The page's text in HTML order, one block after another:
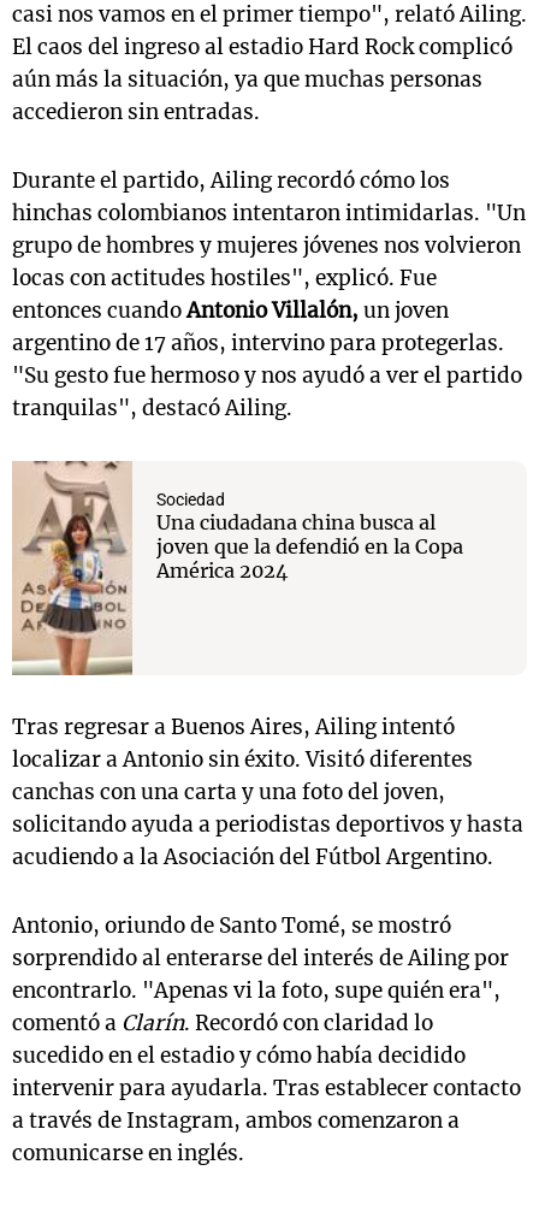
casi nos vamos en el primer tiempo", relató Ailing.
El caos del ingreso al estadio Hard Rock complicó
aún más la situación, ya que muchas personas
accedieron sin entradas.
Durante el partido, Ailing recordó cómo los
hinchas colombianos intentaron intimidarlas. "Un
grupo de hombres y mujeres jóvenes nos volvieron
locas con actitudes hostiles", explicó. Fue
entonces cuandoAntonio Villalón, un joven
argentino de 17 años, intervino para protegerlas.
"Su gesto fue hermoso y nos ayudó a ver el partido
tranquilas", destacó Ailing.
Sociedad
Una ciudadana china busca al
joven que la defendió en la Copa
América 2024
Tras regresar a Buenos Aires, Ailing intentó
localizar a Antonio sin éxito. Visitó diferentes
canchas con una carta y una foto del joven,
solicitando ayuda a periodistas deportivos y hasta
acudiendo a la Asociación del Fútbol Argentino.
Antonio, oriundo de Santo Tomé, se mostró
sorprendido al enterarse del interés de Ailing por
encontrarlo. "Apenas vi la foto, supe quién era",
comentó a Clarín. Recordó con claridad lo
sucedido en el estadio y cómo había decidido
intervenir para ayudarla. Tras establecer contacto
a través de Instagram, ambos comenzaron a
comunicarse en inglés.